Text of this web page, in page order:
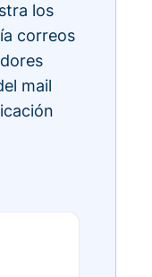
los
correos
mail